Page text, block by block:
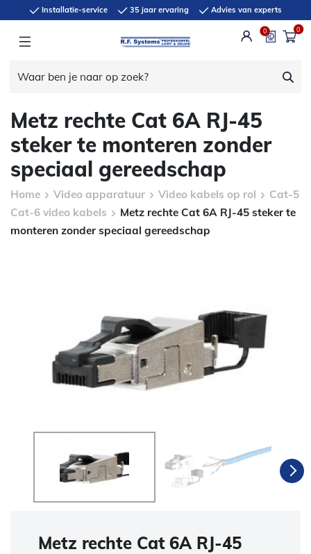
Installatie-service 35 jaar ervaring Advies van experts
0 0
Metz rechte Cat 6A RJ-45
steker te monteren zonder
speciaal gereedschap
Home Video apparatuur Video kabels op rol
Cat-5
Cat-6 video kabels
Metz rechte Cat 6A RJ-45 steker te
monteren zonder speciaal gereedschap
Metz rechte Cat 6A RJ-45